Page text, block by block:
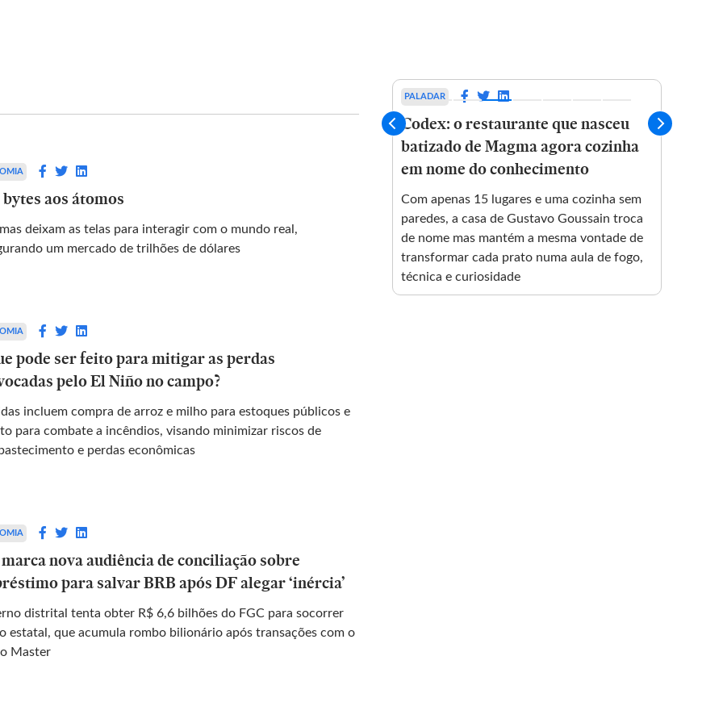
aos átomos
deixam as telas para interagir com o mundo real,
um mercado de trilhões de dólares
pode ser feito para mitigar as perdas
pelo El Niño no campo?
incluem compra de arroz e milho para estoques públicos e
para combate a incêndios, visando minimizar riscos de
e perdas econômicas
nova audiência de conciliação sobre
para salvar BRB após DF alegar ‘inércia’
distrital tenta obter R$ 6,6 bilhões do FGC para socorrer
estatal, que acumula rombo bilionário após transações com o
Master
da turnê ‘O
PALADAR
Codex: o restaurante que nasceu
batizado de Magma agora cozinha
em nome do conhecimento
Com apenas 15 lugares e uma cozinha sem
paredes, a casa de Gustavo Goussain troca
de nome mas mantém a mesma vontade de
transformar cada prato numa aula de fogo,
técnica e curiosidade